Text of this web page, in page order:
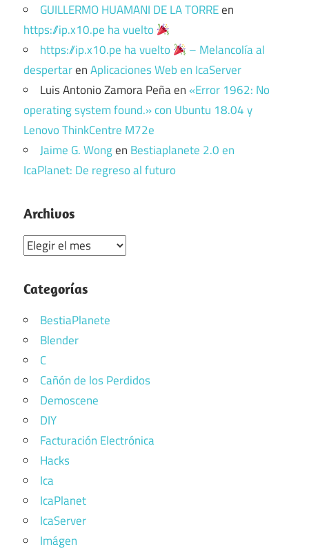
GUILLERMO HUAMANI DE LA TORREen
https://ip.x10.pe ha vuelto
https://ip.x10.pe ha vuelto
– Melancolía al
despertarenAplicaciones Web en IcaServer
Luis Antonio Zamora Peñaen«Error 1962: No
operating system found.» con Ubuntu 18.04 y
Lenovo ThinkCentre M72e
Jaime G. Wongen Bestiaplanete 2.0 en
IcaPlanet: De regreso al futuro
Archivos
Archivos
Categorías
BestiaPlanete
Blender
C
Cañón de los Perdidos
Demoscene
DIY
Facturación Electrónica
Hacks
Ica
IcaPlanet
IcaServer
Imágen